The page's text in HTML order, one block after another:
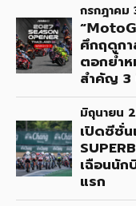
กรกฎาคม
ศึกฤดูก
ตอกย้ำ
สำคัญ 3
มิถุนายน
เปิดซีซั่น
เฉือนนัก
แรก